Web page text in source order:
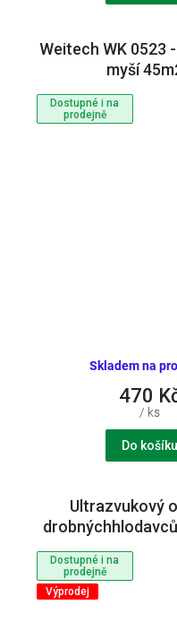
Dostupné i na
prodejně
Weitech WK 0523
myší
Skladem na
470
/ ks
Do košíku
Dostupné i na
prodejně
Výprodej
Ultrazvukový
náhodně měnící
OdH1